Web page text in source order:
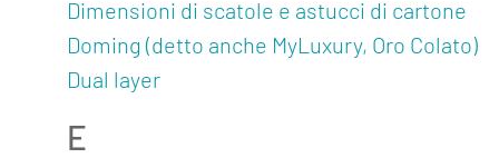
Dimensioni di scatole e astucci di cartone
Doming (detto anche MyLuxury, Oro Colato)
Dual layer
E